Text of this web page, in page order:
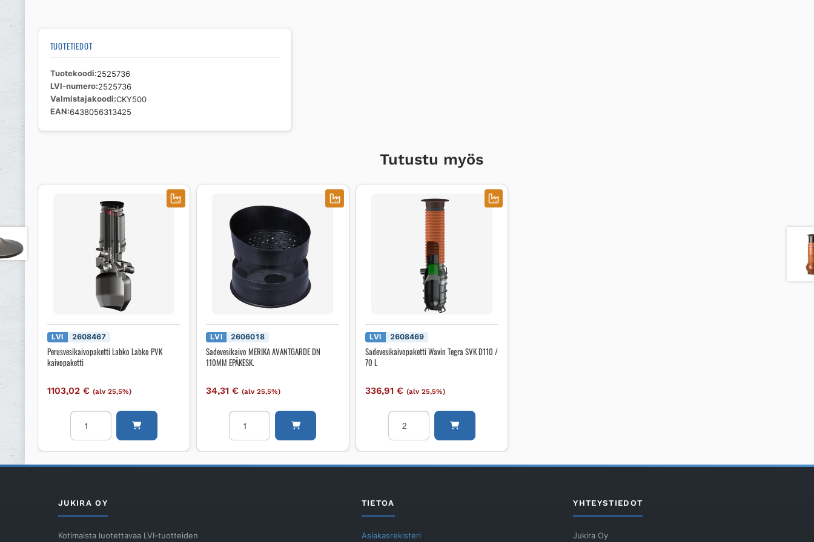
TUOTETIEDOT
Tuotekoodi 2525736
LVI-numero 2525736
Valmistajakoodi CKY500
EAN 6438056313425
Tutustu myös
LVI 2608467
Perusvesikaivopaketti Labko Labko PVK
kaivopaketti
1103,02€ (alv 25,5%)
Perusvesikaivopaketti
Labko
Labko
kaivopaketti
LVI 2606018
Sadevesikaivo MERIKA AVANTGARDE DN
110MM EPÄKESK.
34,31€ (alv 25,5%)
Sadevesikaivo
MERIKA
AVANTGARDE
110MM
LVI 2608469
Sadevesikaivopaketti Wavin Tegra SVK D110 /
70 L
336,91 € (alv 25,5%)
Sadevesikaivopaketti
Wavin
Tegra
D110
JUKIRA OY
Kotimaista luotettavaa LVI-tuotteiden
TIETOA
Asiakasrekisteri
YHTEYSTIEDOT
Jukira Oy